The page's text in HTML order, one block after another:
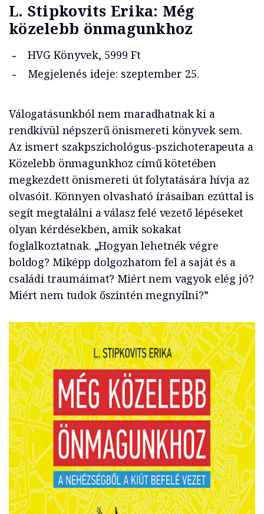
L. Stipkovits Erika: Még
közelebb önmagunkhoz
HVG Könyvek, 5999 Ft
Megjelenés ideje: szeptember 25.
Válogatásunkból nem maradhatnak ki a
rendkívül népszerű önismereti könyvek sem.
Az ismert szakpszichológus-pszichoterapeuta a
Közelebb önmagunkhoz című kötetében
megkezdett önismereti út folytatására hívja az
olvasóit. Könnyen olvasható írásaiban ezúttal is
segít megtalálni a válasz felé vezető lépéseket
olyan kérdésekben, amik sokakat
foglalkoztatnak. „Hogyan lehetnék végre
boldog? Miképp dolgozhatom fel a saját és a
családi traumáimat? Miért nem vagyok elég jó?
Miért nem tudok őszintén megnyílni?”